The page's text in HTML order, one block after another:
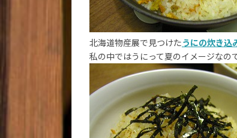
北海道物産展で見つけたうにの炊き込
私の中ではうにって夏のイメージな